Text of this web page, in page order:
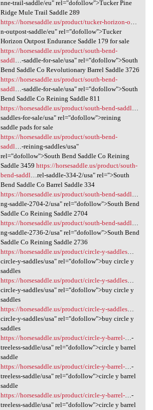
nne-trail-saddle/eu" rel="dofollow">Tucker Pine
Ridge Mule Trail Saddle 289
https://horsesaddle.us/product/tucker-horizon-o…
n-outpost-saddle/eu" rel="dofollow">Tucker
Horizon Outpost Endurance Saddle 179 for sale
https://horsesaddle.us/product/south-bend-
saddl…-saddle-for-sale/usa" rel="dofollow">South
Bend Saddle Co Revolutionary Barrel Saddle 3726
https://horsesaddle.us/product/south-bend-
saddl…-saddle-for-sale/usa" rel="dofollow">South
Bend Saddle Co Reining Saddle 811
https://horsesaddle.us/product/south-bend-saddl…
saddles-for-sale/usa" rel="dofollow">reining
saddle pads for sale
https://horsesaddle.us/product/south-bend-
saddl…-reining-saddles/usa"
rel="dofollow">South Bend Saddle Co Reining
Saddle 3459 https://horsesaddle.us/product/south-
bend-saddl…rel-saddle-334-2/usa" rel=">South
Bend Saddle Co Barrel Saddle 334
https://horsesaddle.us/product/south-bend-saddl…
ng-saddle-2704-2/usa" rel="dofollow">South Bend
Saddle Co Reining Saddle 2704
https://horsesaddle.us/product/south-bend-saddl…
ng-saddle-2736-2/usa" rel="dofollow">South Bend
Saddle Co Reining Saddle 2736
https://horsesaddle.us/product/circle-y-saddles…
circle-y-saddles/usa" rel="dofollow">buy circle y
saddles
https://horsesaddle.us/product/circle-y-saddles…
circle-y-saddles/usa" rel="dofollow">buy circle y
saddles
https://horsesaddle.us/product/circle-y-saddles…
circle-y-saddles/usa" rel="dofollow">buy circle y
saddles
https://horsesaddle.us/product/circle-y-barrel-…-
treeless-saddle/usa" rel="dofollow">circle y barrel
saddle
https://horsesaddle.us/product/circle-y-barrel-…-
treeless-saddle/usa" rel="dofollow">circle y barrel
saddle
https://horsesaddle.us/product/circle-y-barrel-…-
treeless-saddle/usa" rel="dofollow">circle y barrel